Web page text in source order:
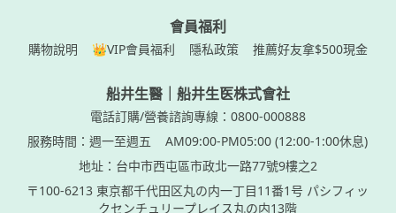
會員福利
船井生醫｜船井生医株式會社
電話訂購/營養諮詢專線：0800-000888
服務時間：週一至週五
AM09:00-PM05:00 (12:00-1:00休息)
地址：台中市西屯區市政北一路77號9樓之2
〒100-6213 東京都千代田区丸の内一丁目11番1号 パシフィッ